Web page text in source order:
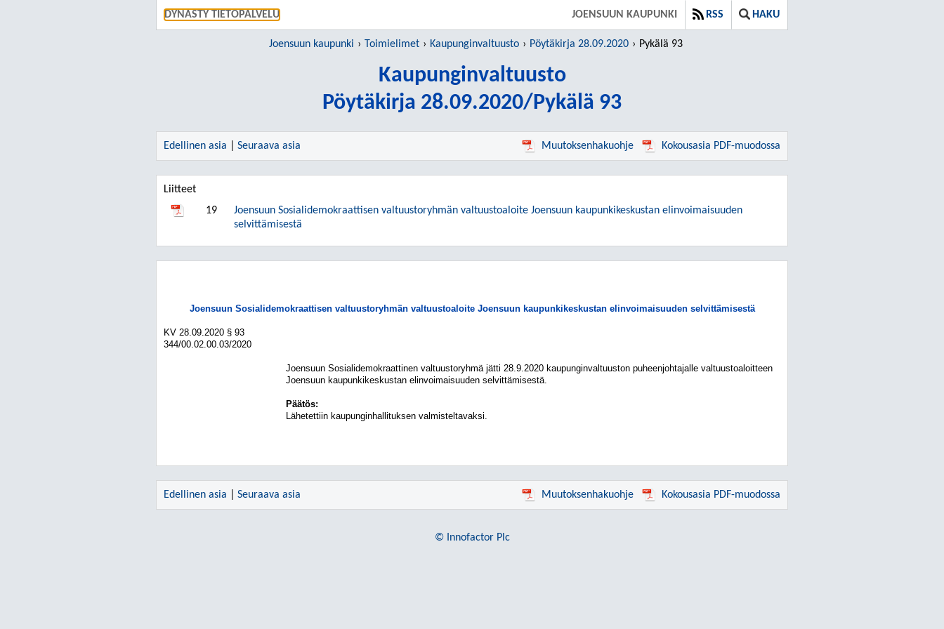
DYNASTY TIETOPALVELU JOENSUUN KAUPUNKI RSS HAKU
Joensuun kaupunki Toimielimet Kaupunginvaltuusto Pöytäkirja 28.09.2020 Pykälä 93
Kaupunginvaltuusto
Pöytäkirja 28.09.2020/Pykälä 93
Edellinen asia Seuraava asia Muutoksenhakuohje Kokousasia PDF-muodossa
Liitteet
19
Joensuun Sosialidemokraattisen valtuustoryhmän valtuustoaloite Joensuun kaupunkikeskustan elinvoimaisuuden
selvittämisestä
Joensuun Sosialidemokraattisen valtuustoryhmän valtuustoaloite Joensuun kaupunkikeskustan elinvoimaisuuden selvittämisestä
KV 28.09.2020 § 93
344/00.02.00.03/2020
Joensuun Sosialidemokraattinen valtuustoryhmä jätti 28.9.2020 kaupunginvaltuuston puheenjohtajalle valtuustoaloitteen
Joensuun kaupunkikeskustan elinvoimaisuuden selvittämisestä.
Päätös:
Lähetettiin kaupunginhallituksen valmisteltavaksi.
Edellinen asia Seuraava asia Muutoksenhakuohje Kokousasia PDF-muodossa
© Innofactor Plc